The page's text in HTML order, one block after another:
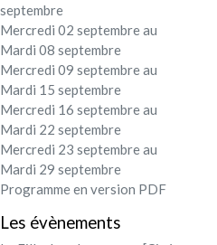
septembre
Mercredi 02 septembre au
Mardi 08 septembre
Mercredi 09 septembre au
Mardi 15 septembre
Mercredi 16 septembre au
Mardi 22 septembre
Mercredi 23 septembre au
Mardi 29 septembre
Programme en version PDF
Les évènements